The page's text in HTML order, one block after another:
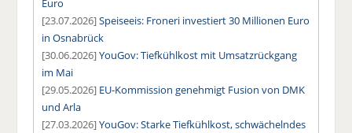
Euro
[23.07.2026]Speiseeis: Froneri investiert 30 Millionen Euro
in Osnabrück
[30.06.2026]YouGov: Tiefkühlkost mit Umsatzrückgang
im Mai
[29.05.2026] EU-Kommission genehmigt Fusion von DMK
und Arla
[27.03.2026]YouGov: Starke Tiefkühlkost, schwächelndes